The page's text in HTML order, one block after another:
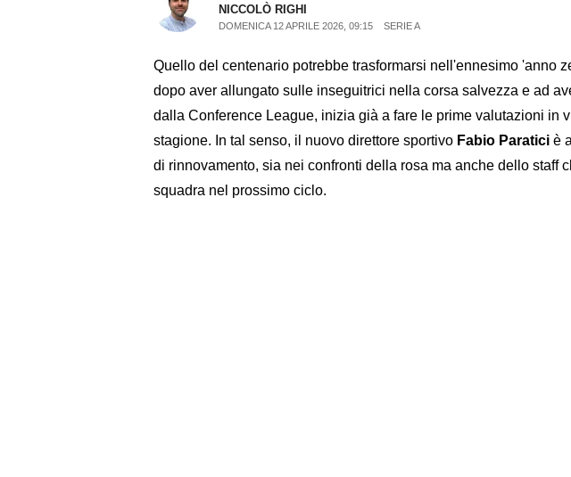
NICCOLÒ RIGHI
DOMENICA 12 APRILE 2026, 09:15 SERIE A
Quello del centenario potrebbe trasformarsi nell'ennesimo 'anno
dopo aver allungato sulle inseguitrici nella corsa salvezza e ad
dalla Conference League, inizia già a fare le prime valutazioni in
stagione. In tal senso, il nuovo direttore sportivo Fabio Paratici è
di rinnovamento, sia nei confronti della rosa ma anche dello staff
squadra nel prossimo ciclo.